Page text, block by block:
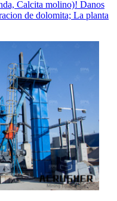
Calcita molino)! Danos
de dolomita; La planta